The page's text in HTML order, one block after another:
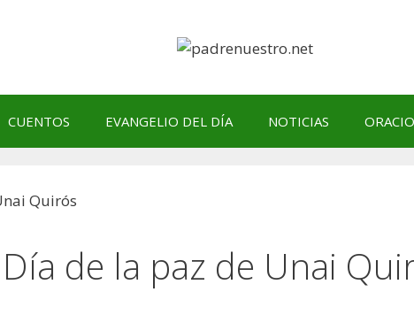
CUENTOS EVANGELIO DEL DÍA NOTICIAS
de la paz de Unai